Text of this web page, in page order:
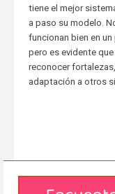
tiene el mejor
a paso su modelo.
funcionan bien en
pero es evidente
reconocer
adaptación a otros